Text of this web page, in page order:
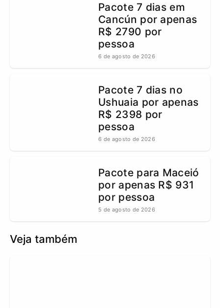
Pacote 7 dias em
Cancún por apenas
R$ 2790 por
pessoa
6 de agosto de 2026
Pacote 7 dias no
Ushuaia por apenas
R$ 2398 por
pessoa
6 de agosto de 2026
Pacote para Maceió
por apenas R$ 931
por pessoa
5 de agosto de 2026
Veja também